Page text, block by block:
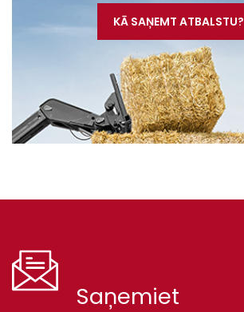
KĀ SAŅEMT ATBALSTU?
Saņemiet